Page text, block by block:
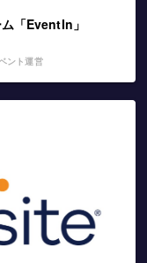
「EventIn」
ント運営